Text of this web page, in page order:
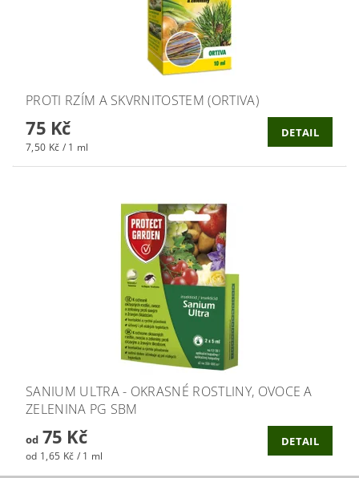
PROTI RZÍM A SKVRNITOSTEM (ORTIVA)
75 Kč
7,50 Kč / 1 ml
DETAIL
SANIUM ULTRA - OKRASNÉ ROSTLINY, OVOCE A
ZELENINA PG SBM
od75 Kč
od 1,65 Kč / 1 ml
DETAIL